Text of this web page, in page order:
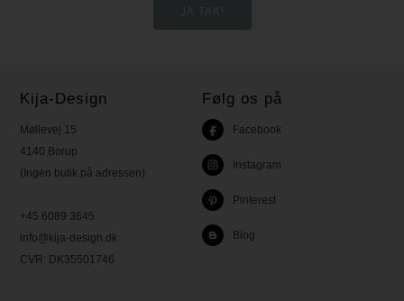
Kija-Design
Møllevej 15
4140 Borup
(Ingen butik på adressen)
+45 6089 3645
info@kija-design.dk
CVR: DK35501746
Følg os på
Facebook
Instagram
Pinterest
Blog